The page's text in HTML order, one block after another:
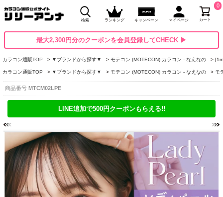
検索 ランキング キャンペーン マイページ カート
0
最大2,300円分のクーポンを会員登録してCHECK ▶
カラコン通販TOP ▼ブランドから探す▼ モテコン (MOTECON) カラコン - なえなの
カラコン通販TOP ▼ブランドから探す▼ モテコン (MOTECON) カラコン - なえなの モ
商品番号 MTCM02LPE
LINE追加で500円クーポンもらえる!!